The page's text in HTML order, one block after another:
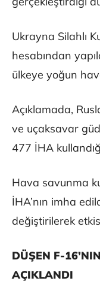
Ukrayna Silahlı
hesabından
ülkeye yoğun
Açıklamada,
ve uçaksavar
477 İHA
Hava savunma
İHA’nın imha
değiştirilerek
DÜŞEN F-
AÇIKLANDI